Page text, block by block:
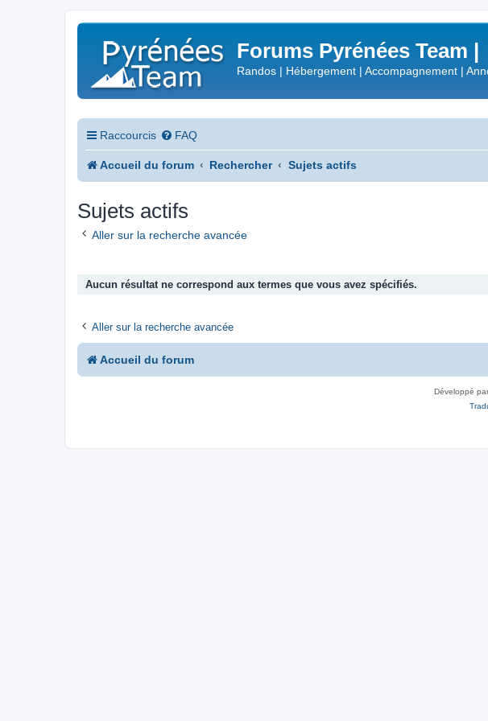
Forums Pyrénées Team |
Randos | Hébergement | Accompagnement |
Raccourcis FAQ
Accueil du forum Rechercher Sujets actifs
Sujets actifs
Aller sur la recherche avancée
Aucun résultat ne correspond aux termes que vous avez spécifiés.
Aller sur la recherche avancée
Accueil du forum
Développé